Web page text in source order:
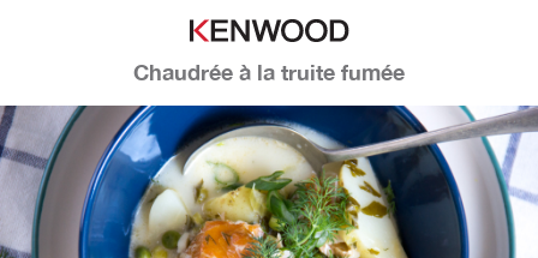
Chaudrée à la truite fumée